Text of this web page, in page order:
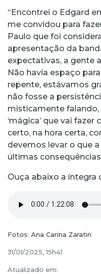
“Encontrei o Edgard
me convidou para
Paulo que foi
apresentação da
expectativas, a gente
Não havia espaço
repente, estávamos
não fosse a
misticamente
‘mágica’ que vai
certo, na hora certa,
devemos levar o que
últimas
Ouça abaixo a íntegra
Fotos: Ana Carina Zaratin
31/01/2025, 15h41
Atualizado em: